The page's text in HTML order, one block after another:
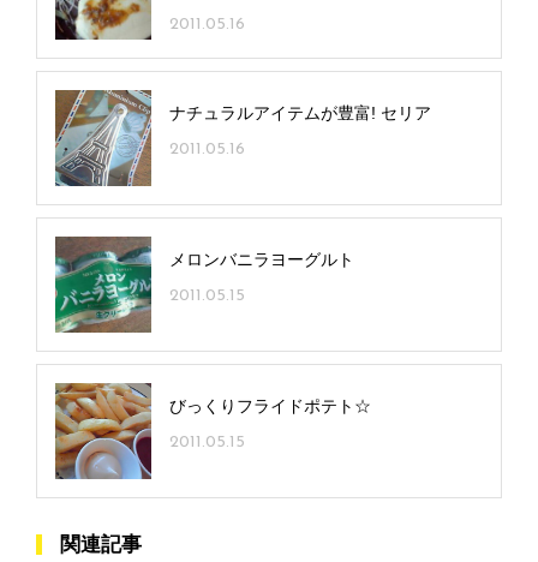
2011.05.16
ナチュラルアイテムが豊富! セリア
2011.05.16
メロンバニラヨーグルト
2011.05.15
びっくりフライドポテト☆
2011.05.15
関連記事